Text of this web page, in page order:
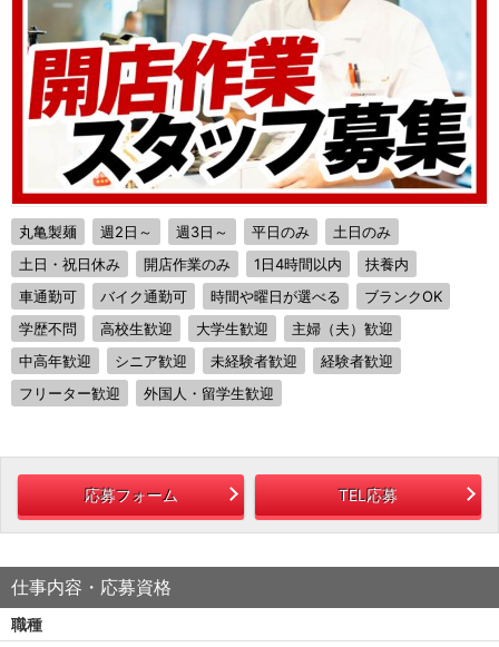
丸亀製麺 週2日～ 週3日～ 平日のみ
土日のみ
土日・祝日休み
開店作業のみ 1日4時間以内
扶養内
車通勤可
バイク通勤可 時間や曜日が選べる
ブランクOK
学歴不問
高校生歓迎 大学生歓迎
主婦（夫）歓迎
中高年歓迎
シニア歓迎 未経験者歓迎
経験者歓迎
フリーター歓迎
外国人・留学生歓迎
応募フォーム TEL応募
仕事内容・応募資格
職種